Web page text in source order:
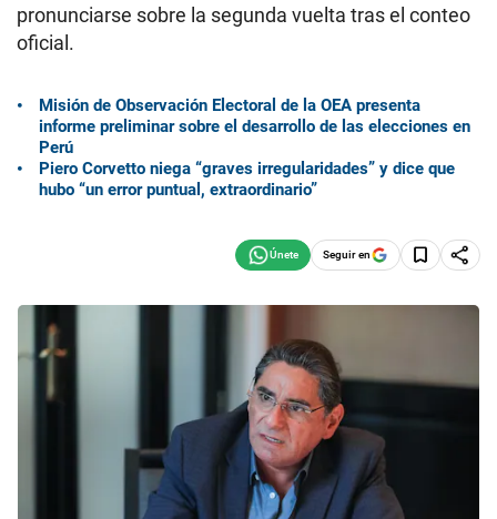
pronunciarse sobre la segunda vuelta tras el conteo
oficial.
Misión de Observación Electoral de la OEA presenta
informe preliminar sobre el desarrollo de las elecciones en
Perú
Piero Corvetto niega “graves irregularidades” y dice que
hubo “un error puntual, extraordinario”
Seguir en